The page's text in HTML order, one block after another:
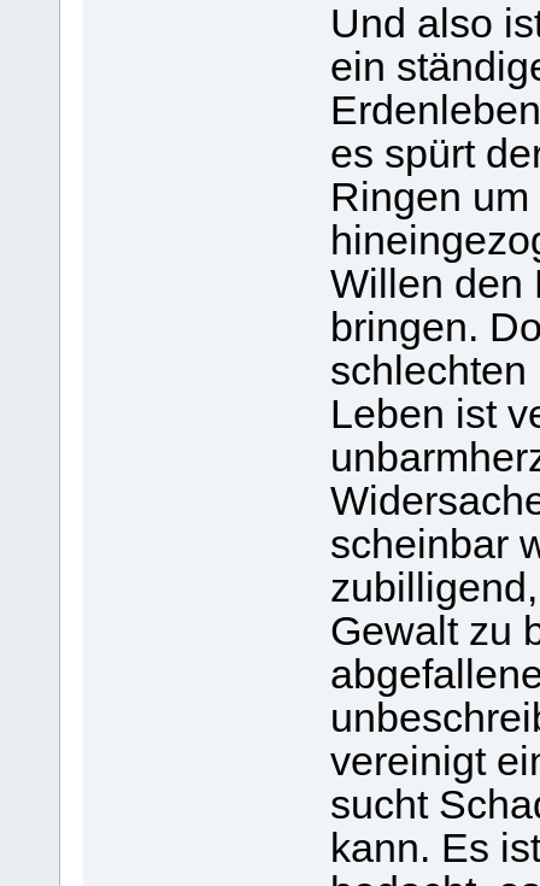
Und also
ein
es spürt
Ringen
Willen den
bringen.
schlechten
Leben ist
scheinbar
Gewalt zu
vereinigt
sucht
kann. Es